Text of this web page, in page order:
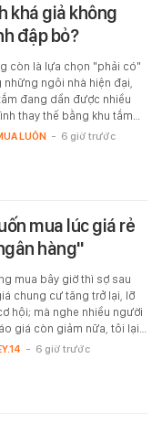
khá giả không
đập bỏ?
còn là lựa chọn "phải có"
những ngôi nhà hiện đại,
đang dần được nhiều
thay thế bằng khu tắm…
LUÔN - 6 giờ trước
mua lúc giá rẻ
hàng"
mua bây giờ thì sợ sau
chung cư tăng trở lại, lỡ
hội; mà nghe nhiều người
giá còn giảm nữa, tôi lại…
- 6 giờ trước